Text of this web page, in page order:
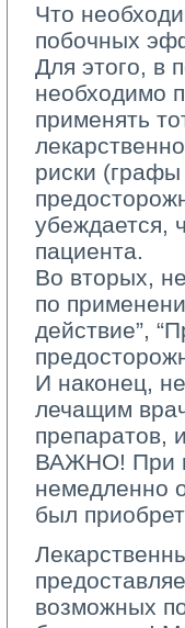
Что
побочных
Для этого, в
необходимо
применять
риски (графы
убеждается,
пациента.
Во вторых,
по
действие”,
И наконец,
лечащим
препаратов,
ВАЖНО! При
немедленно
был
возможных